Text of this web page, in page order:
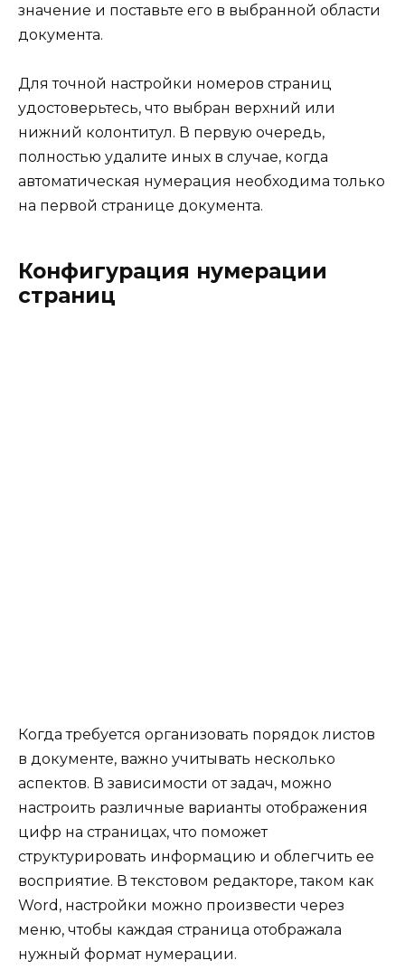
значение и поставьте его в выбранной области
документа.
Для точной настройки номеров страниц
удостоверьтесь, что выбран верхний или
нижний колонтитул. В первую очередь,
полностью удалите иных в случае, когда
автоматическая нумерация необходима только
на первой странице документа.
Конфигурация нумерации
страниц
Когда требуется организовать порядок листов
в документе, важно учитывать несколько
аспектов. В зависимости от задач, можно
настроить различные варианты отображения
цифр на страницах, что поможет
структурировать информацию и облегчить ее
восприятие. В текстовом редакторе, таком как
Word, настройки можно произвести через
меню, чтобы каждая страница отображала
нужный формат нумерации.